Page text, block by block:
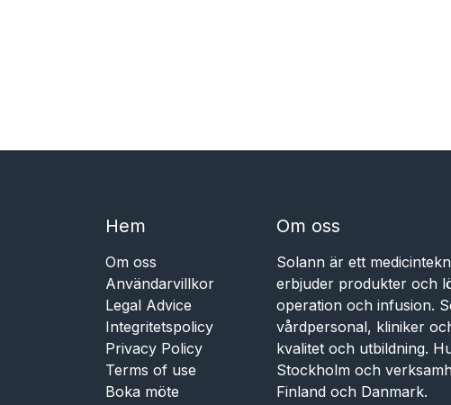
Hem​​
Om oss
Användarvillkor
Legal Advice
Integritetspolicy
Privacy Policy
Terms of use
Boka möte
Om oss
Solann är ett
erbjuder produkter och
operation och infusion.
vårdpersonal, kliniker
kvalitet och utbildning.
Stockholm och
Finland och Danmark.